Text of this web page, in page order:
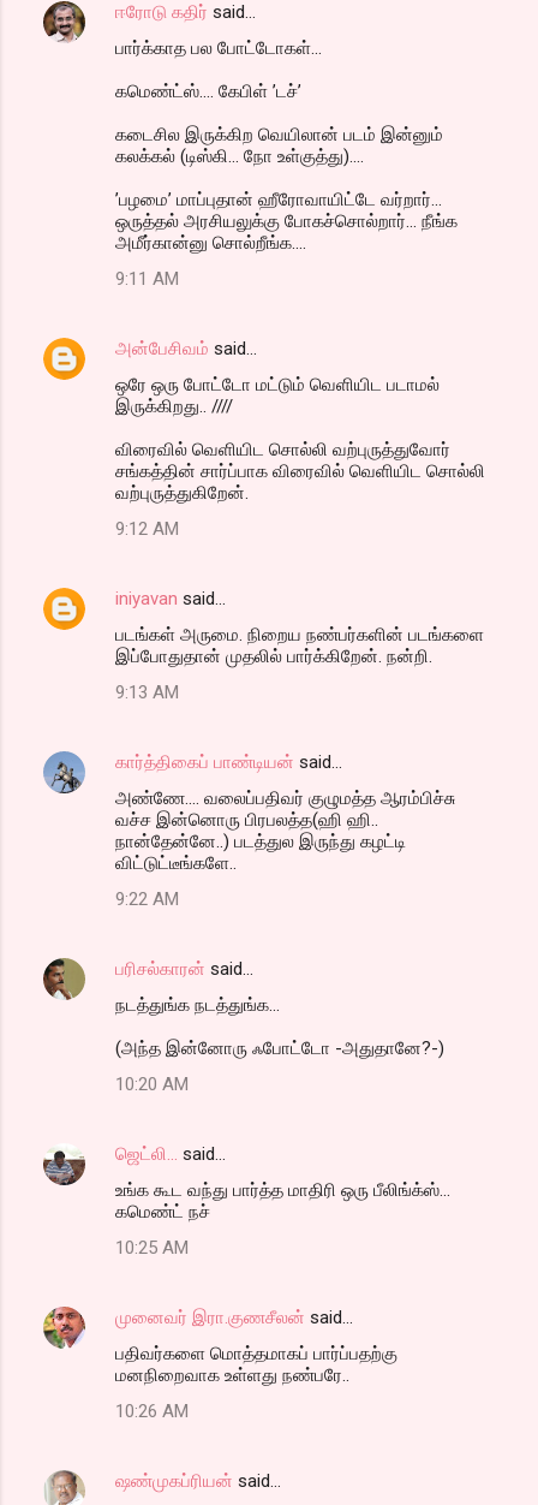
ஈரோடு கதிர் said…
பார்க்காத பல போட்டோகள்...
கமெண்ட்ஸ்.... கேபிள் ’டச்’
கடைசில இருக்கிற வெயிலான் படம் இன்னும்
கலக்கல் (டிஸ்கி... நோ உள்குத்து)....
’பழமை’ மாப்புதான் ஹீரோவாயிட்டே வர்றார்...
ஒருத்தல் அரசியலுக்கு போகச்சொல்றார்... நீங்க
அமீர்கான்னு சொல்றீங்க....
9:11 AM
அன்பேசிவம் said…
ஒரே ஒரு போட்டோ மட்டும் வெளியிட படாமல்
இருக்கிறது.. ////
விரைவில் வெளியிட சொல்லி வற்புருத்துவோர்
சங்கத்தின் சார்ப்பாக விரைவில் வெளியிட சொல்லி
வற்புருத்துகிறேன்.
9:12 AM
iniyavan said…
படங்கள் அருமை. நிறைய நண்பர்களின் படங்களை
இப்போதுதான் முதலில் பார்க்கிறேன். நன்றி.
9:13 AM
கார்த்திகைப் பாண்டியன் said…
அண்ணே.... வலைப்பதிவர் குழுமத்த ஆரம்பிச்சு
வச்ச இன்னொரு பிரபலத்த(ஹி ஹி..
நான்தேன்னே..) படத்துல இருந்து கழட்டி
விட்டுட்டீங்களே..
9:22 AM
பரிசல்காரன் said…
நடத்துங்க நடத்துங்க...
(அந்த இன்னோரு ஃபோட்டோ -அதுதானே?-)
10:20 AM
ஜெட்லி... said…
உங்க கூட வந்து பார்த்த மாதிரி ஒரு பீலிங்க்ஸ்...
கமெண்ட் நச்
10:25 AM
முனைவர் இரா.குணசீலன் said…
பதிவர்களை மொத்தமாகப் பார்ப்பதற்கு
மனநிறைவாக உள்ளது நண்பரே..
10:26 AM
ஷண்முகப்ரியன் said…